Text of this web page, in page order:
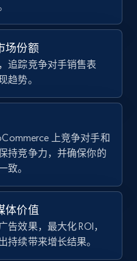
rating, Product
max, Rating,
Gtin,
Top reviews, and
场份额
追踪竞争对手销售表
趋势。
上竞争对手和
持竞争力，并确保你的
致。
体价值
告效果，最大化 ROI，
持续带来增长结果。